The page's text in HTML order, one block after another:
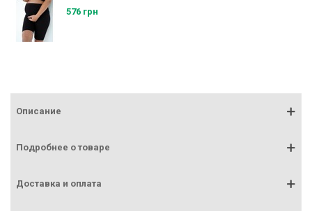
576 грн
Описание
Подробнее о товаре
Доставка и оплата